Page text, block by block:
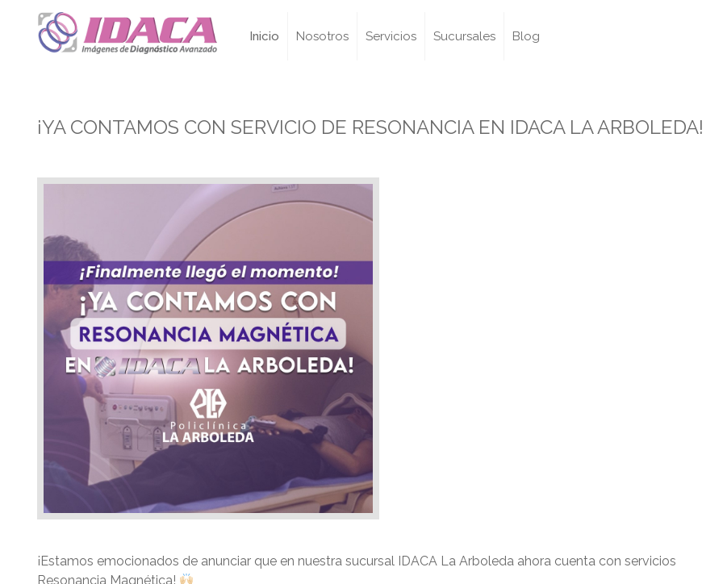
Inicio Nosotros Servicios Sucursales Blog
¡YA CONTAMOS CON SERVICIO DE RESONANCIA EN IDACA LA ARBOLEDA!
¡Estamos emocionados de anunciar que en nuestra sucursal IDACA La Arboleda ahora cuenta con servicios
Resonancia Magnética!